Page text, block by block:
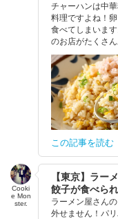
チャーハンは中
料理ですよね！
食べてしまいま
のお店がたくさん
この記事を読む
Cooki
e Mon
ster.
【東京】ラー
餃子が食べら
ラーメン屋さん
外せません！パ